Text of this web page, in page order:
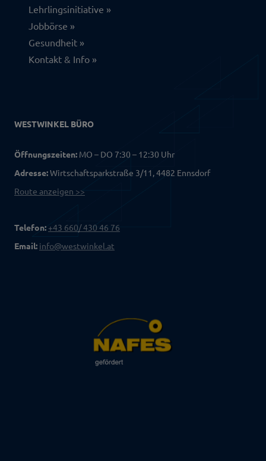
Lehrlingsinitiative
Jobbörse
Gesundheit
Kontakt & Info
WESTWINKEL BÜRO
Öffnungszeiten: MO – DO 7:30 – 12:30 Uhr
Adresse:Wirtschaftsparkstraße 3/11, 4482 Ennsdorf
Route anzeigen >>
Telefon: +43 660/ 430 46 76
Email: info@westwinkel.at